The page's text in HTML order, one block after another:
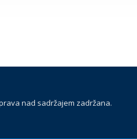
nad sadržajem zadržana.